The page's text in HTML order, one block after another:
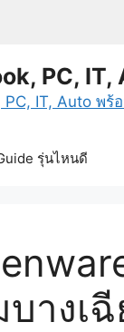
PC,
รุ่นไหนดี
บางเ